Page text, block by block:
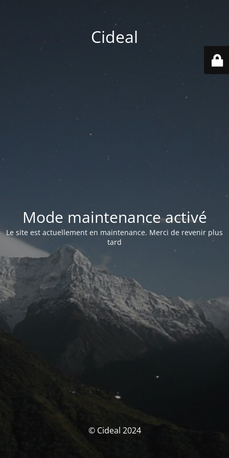
Cideal
Mode maintenance activé
Le site est actuellement en maintenance. Merci de revenir plus
tard
© Cideal 2024